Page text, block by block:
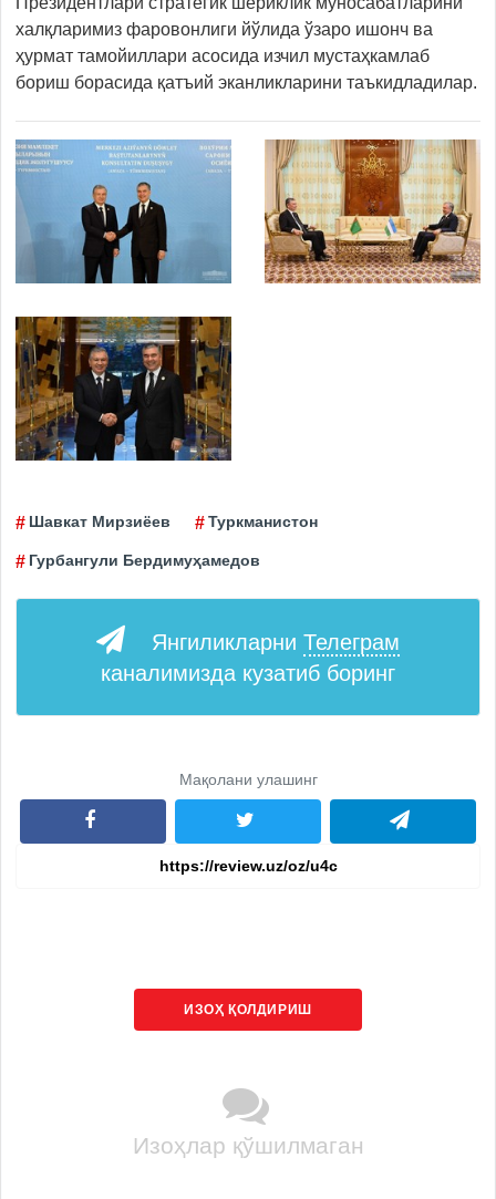
халқларимиз фаровонлиги йўлида ўзаро ишонч ва
ҳурмат тамойиллари асосида изчил мустаҳкамлаб
бориш борасида қатъий эканликларини таъкидладилар.
Шавкат Мирзиёев Туркманистон
Гурбангули Бердимуҳамедов
Янгиликларни Телеграм
каналимизда кузатиб боринг
Мақолани улашинг
ИЗОҲ ҚОЛДИРИШ
Изоҳлар қўшилмаган